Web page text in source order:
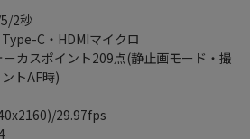
2秒
C・HDMIマイクロ
カスポイント209点(静止画モード・撮
トAF時)
29.97fps